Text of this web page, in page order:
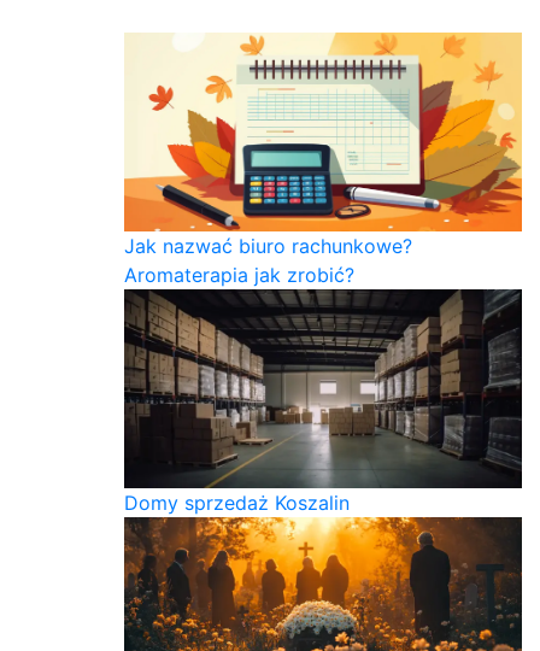
Jak nazwać biuro rachunkowe?
Aromaterapia jak zrobić?
Domy sprzedaż Koszalin